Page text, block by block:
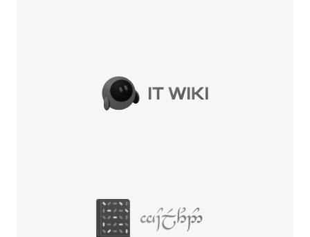
IT WIKI
Nólëbase